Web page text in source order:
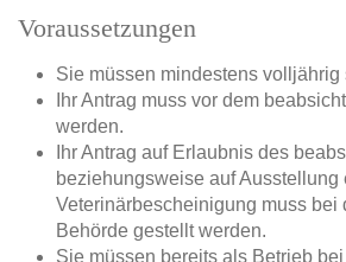
Voraussetzungen
Sie müssen mindestens volljährig
Ihr Antrag muss vor dem
werden.
Ihr Antrag auf Erlaubnis des
beziehungsweise auf Ausstellung
Veterinärbescheinigung muss bei
Behörde gestellt werden.
Sie müssen bereits als Betrieb